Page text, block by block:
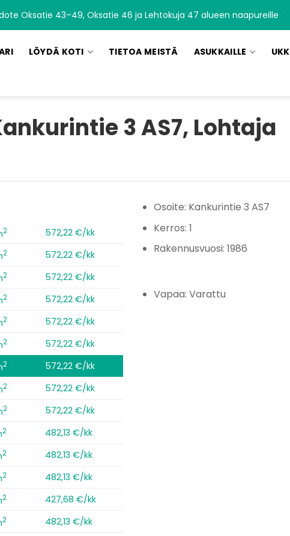
Oksatie 43–49, Oksatie 46 ja Lehtokuja 47 alueen naapureille
LÖYDÄ KOTI TIETOA MEISTÄ ASUKKAILLE UKK
3 AS7, Lohtaja
2
572,22 €/kk
2
572,22 €/kk
2
572,22 €/kk
2
572,22 €/kk
2
572,22 €/kk
2
572,22 €/kk
2
572,22 €/kk
2
572,22 €/kk
2
572,22 €/kk
2
482,13 €/kk
2
482,13 €/kk
2
482,13 €/kk
2
427,68 €/kk
2
482,13 €/kk
Osoite: Kankurintie 3 AS7
Kerros: 1
Rakennusvuosi: 1986
Vapaa: Varattu